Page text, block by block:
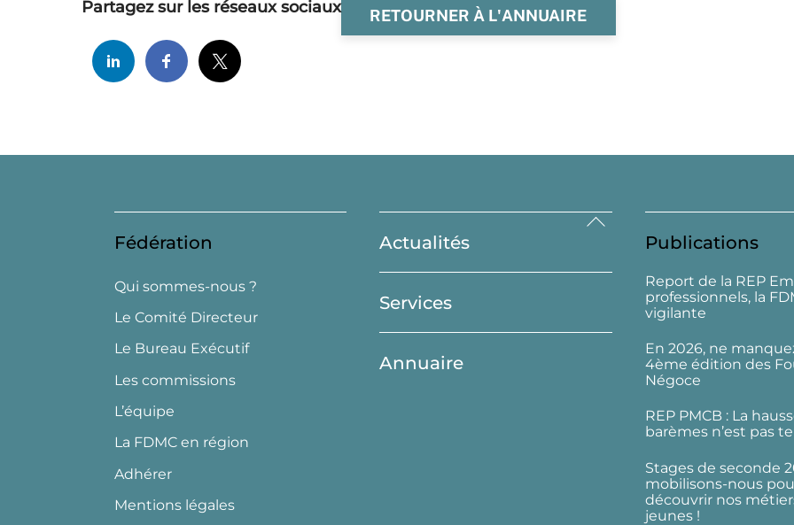
RETOURNER À L'ANNUAIRE
Partagez sur les réseaux sociaux
Back
Top
Fédération
Qui sommes-nous ?
Le Comité Directeur
Le Bureau Exécutif
Les commissions
L’équipe
La FDMC en région
Adhérer
Mentions légales
Actualités
Services
Annuaire
Publications
Report de la REP
professionnels, la
vigilante
En 2026, ne
4ème édition des
Négoce
REP PMCB : La
barèmes n’est pas
Stages de seconde
mobilisons-nous
découvrir nos
jeunes !